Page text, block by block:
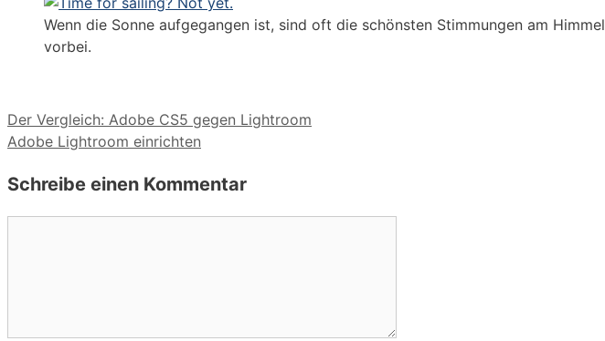
Wenn die Sonne aufgegangen ist, sind oft die schönsten Stimmungen am Himmel
vorbei.
Der Vergleich: Adobe CS5 gegen Lightroom
Adobe Lightroom einrichten
Schreibe einen Kommentar